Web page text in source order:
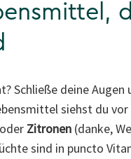
Schließe deine Augen
siehst du vor
oder Zitronen (danke,
sind in puncto